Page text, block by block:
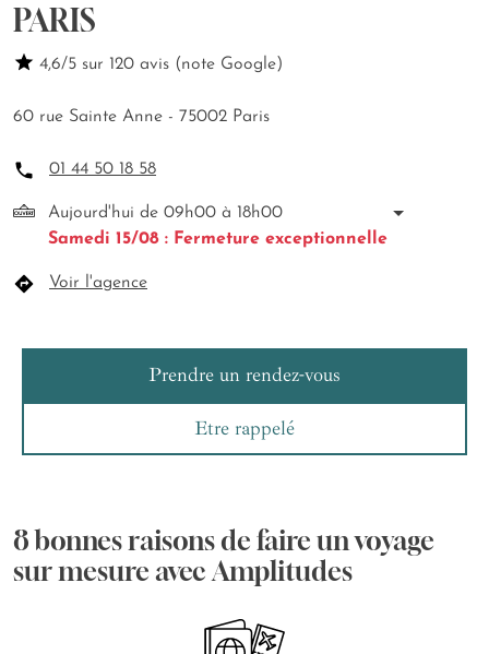
PARIS
4,6/5 sur 120 avis (note Google)
60 rue Sainte Anne - 75002 Paris
01 44 50 18 58
Aujourd'hui de 09h00 à 18h00
Samedi 15/08 : Fermeture exceptionnelle
Voir l'agence
Prendre un rendez-vous
Etre rappelé
8 bonnes raisons de faire un voyage
sur mesure avec Amplitudes